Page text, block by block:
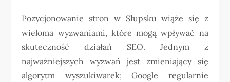
Pozycjonowanie stron w Słupsku wiąże się z
wieloma wyzwaniami, które mogą wpływać na
skuteczność działań SEO. Jednym z
najważniejszych wyzwań jest zmieniający się
algorytm wyszukiwarek; Google regularnie